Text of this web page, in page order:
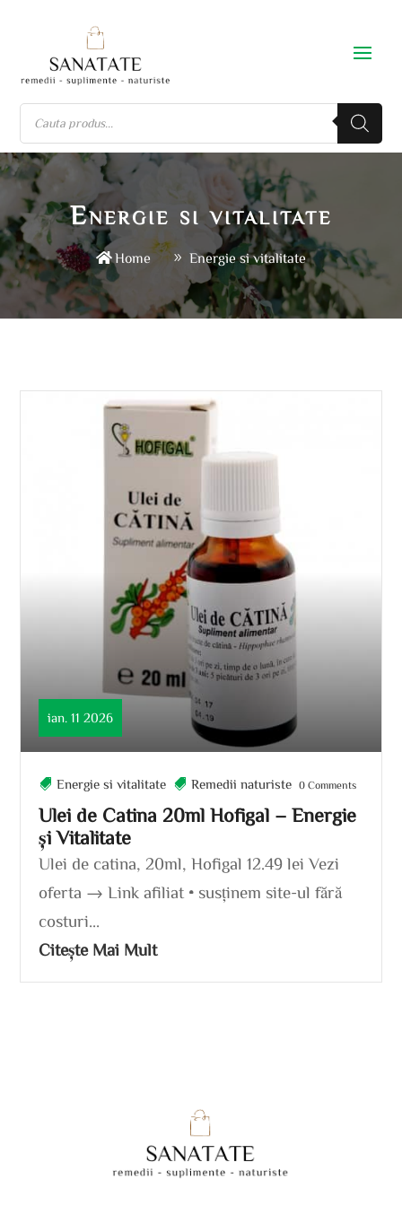
Energie si vitalitate
Home Energie si vitalitate
Ulei de Catina 20ml Hofigal – Energie
și Vitalitate
ian. 11 2026
Energie si vitalitate Remedii naturiste 0 Comments
Ulei de catina, 20ml, Hofigal 12.49 lei Vezi
oferta → Link afiliat • susținem site-ul fără
costuri...
Citește Mai Mult